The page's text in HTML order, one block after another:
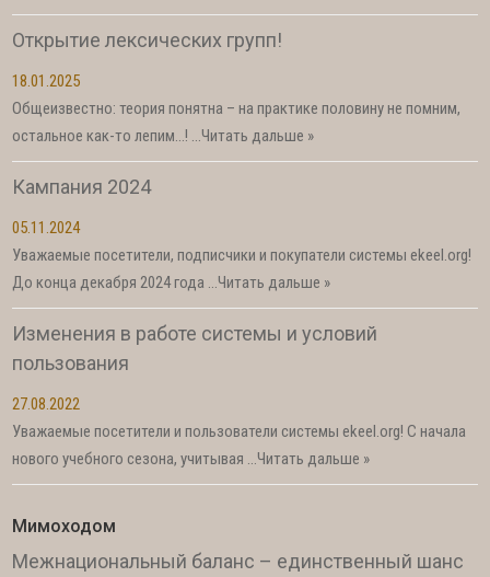
Открытие лексических групп!
18.01.2025
Общеизвестно: теория понятна – на практике половину не помним,
остальное как-то лепим…! …Читать дальше »
Кампания 2024
05.11.2024
Уважаемые посетители, подписчики и покупатели системы ekeel.org!
До конца декабря 2024 года …Читать дальше »
Изменения в работе системы и условий
пользования
27.08.2022
Уважаемые посетители и пользователи системы ekeel.org! С начала
нового учебного сезона, учитывая …Читать дальше »
Мимоходом
Межнациональный баланс – единственный шанс